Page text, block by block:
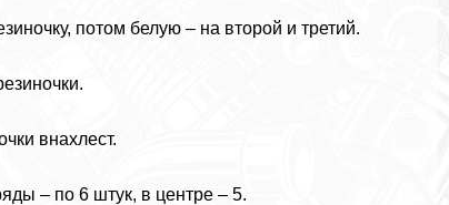
потом белую – на второй и третий.
внахлест.
– по 6 штук, в центре – 5.